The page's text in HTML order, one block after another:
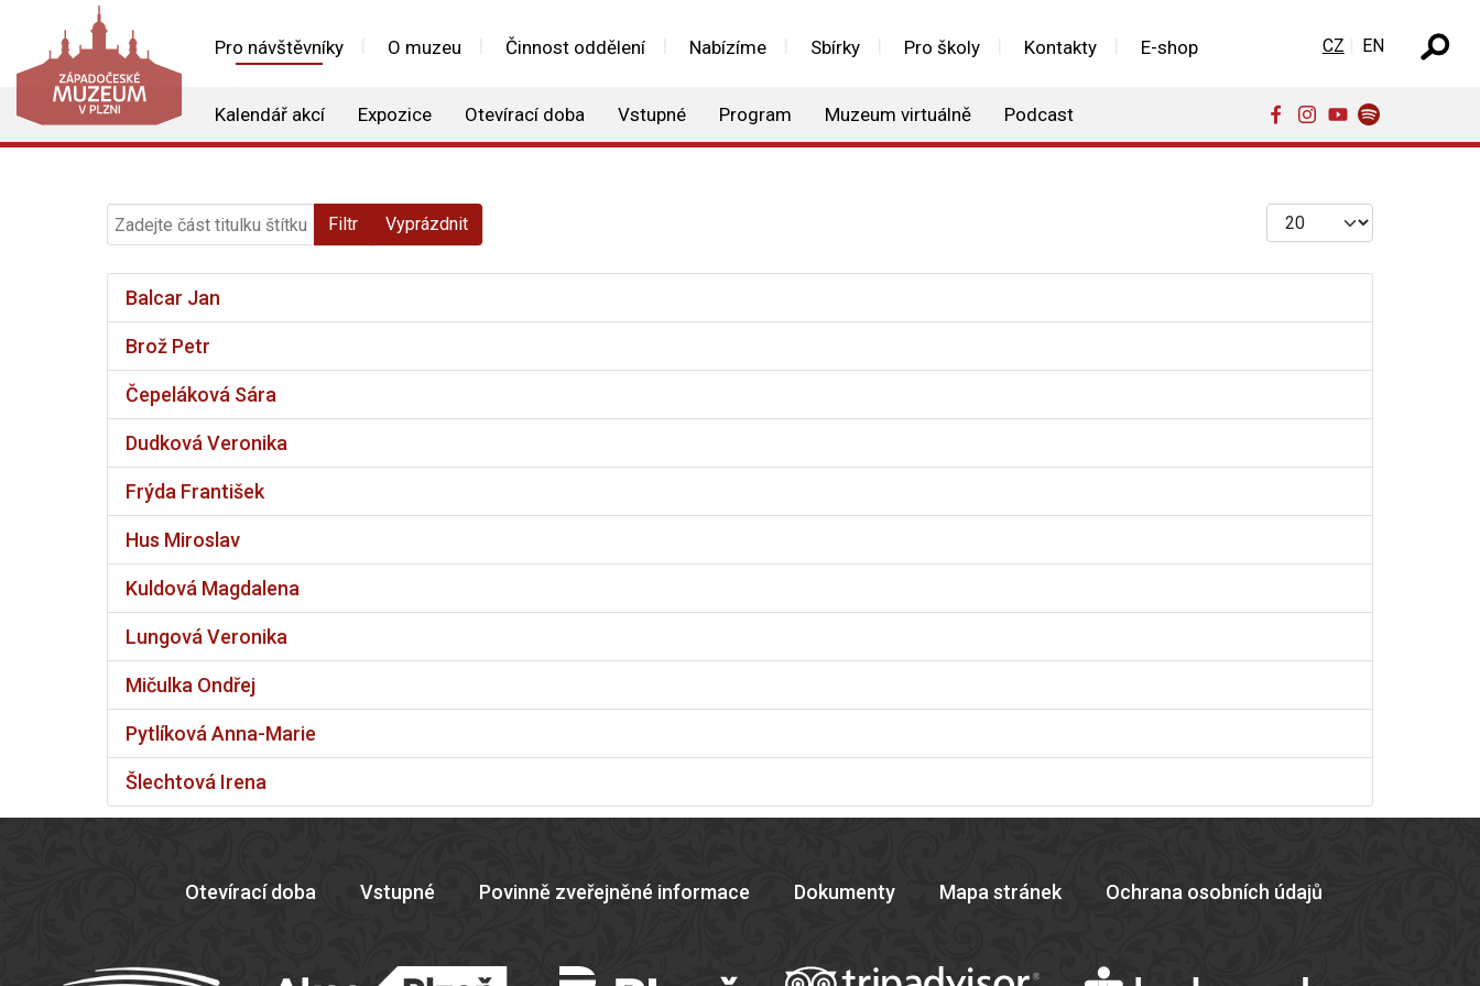
Pro návštěvníky O muzeu Činnost oddělení Nabízíme Sbírky Pro školy Kontakty E-shop
Kalendář akcí Expozice Otevírací doba Vstupné Program Muzeum virtuálně Podcast
Zvolte jazyk
CZ EN
Zadejte část titulku štítku Filtr Vyprázdnit Počet zobrazení
Balcar Jan
Brož Petr
Čepeláková Sára
Dudková Veronika
Frýda František
Hus Miroslav
Kuldová Magdalena
Lungová Veronika
Mičulka Ondřej
Pytlíková Anna-Marie
Šlechtová Irena
Otevírací doba Vstupné Povinně zveřejněné informace Dokumenty Mapa stránek Ochrana osobních údajů